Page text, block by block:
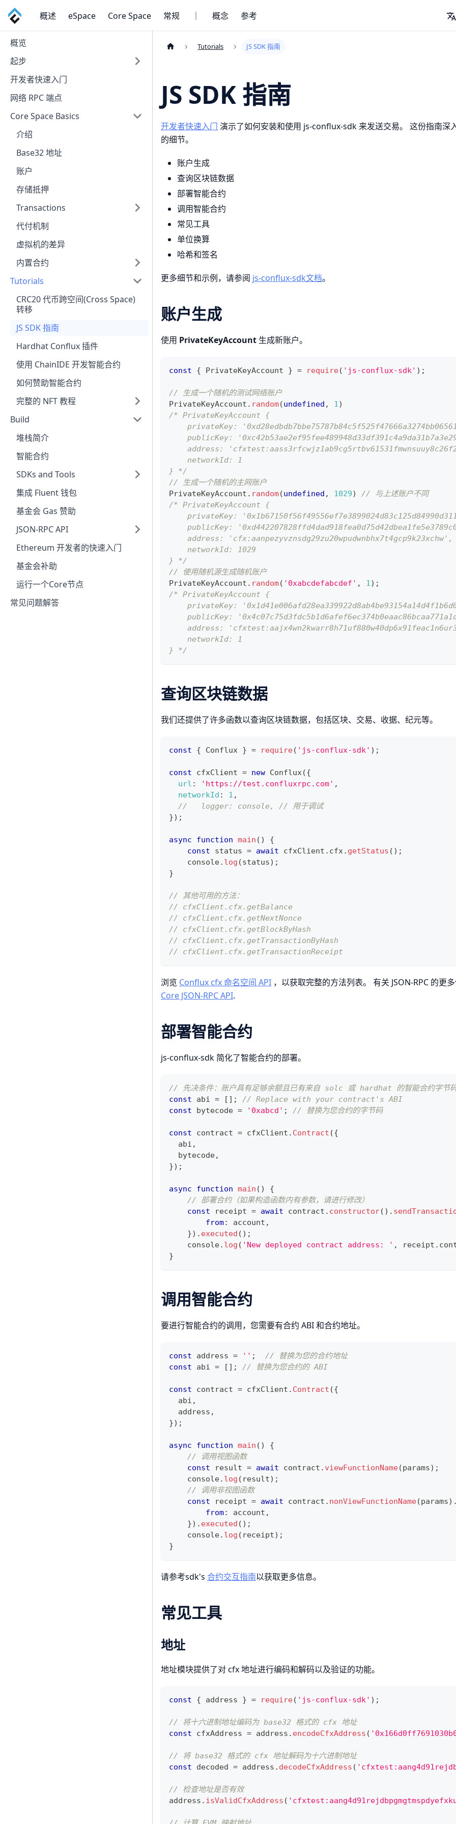
概述 eSpace Core Space 常规 概念 参考
概览
起步
开发者快速入门
网络 RPC 端点
Core Space Basics
介绍
Base32 地址
账户
存储抵押
Transactions
代付机制
虚拟机的差异
内置合约
Tutorials
CRC20 代币跨空间(Cross Space)
转移
JS SDK 指南
Hardhat Conflux 插件
使用 ChainIDE 开发智能合约
如何赞助智能合约
完整的 NFT 教程
Build
堆栈简介
智能合约
SDKs and Tools
集成 Fluent 钱包
基金会 Gas 赞助
JSON-RPC API
Ethereum 开发者的快速入门
基金会补助
运行一个Core节点
常见问题解答
Tutorials JS SDK 指南
JS SDK 指南
开发者快速入门 演示了如何安装和使用 js-conflux-sdk 来发送交易。 这份指南深
的细节。
账户生成
查询区块链数据
部署智能合约
调用智能合约
常见工具
单位换算
哈希和签名
更多细节和示例，请参阅 js-conflux-sdk文档。
账户生成
使用 PrivateKeyAccount 生成新账户。
const { PrivateKeyAccount } = require( 'js-conflux-sdk' ) ;
// 生成一个随机的测试网络账户
PrivateKeyAccount . random(undefined , 1)
/* PrivateKeyAccount {
privateKey:
publicKey:
address:
    networkId: 1
} */
// 生成一个随机的主网账户
PrivateKeyAccount . random(undefined , 1029)
// 与上述账户不同
/* PrivateKeyAccount {
privateKey:
publicKey:
    address: 'cfx:aanpezyvznsdg29zu20wpudwnbhx7t4gcp9k23xchw',
    networkId: 1029
} */
// 使用随机源生成随机账户
PrivateKeyAccount . random( '0xabcdefabcdef' , 1) ;
/* PrivateKeyAccount {
privateKey:
publicKey:
address:
    networkId: 1
} */
查询区块链数据
我们还提供了许多函数以查询区块链数据，包括区块、交易、收据、纪元等。
const { Conflux } = require( 'js-conflux-sdk' ) ;
const cfxClient = new Conflux({
url : 'https://test.confluxrpc.com' ,
networkId : 1 ,
//   logger: console, // 用于调试
}) ;
async function main ( )
{
const status = await cfxClient . cfx. getStatus ( ) ;
console. log (status) ;
}
// 其他可用的方法：
// cfxClient.cfx.getBalance
// cfxClient.cfx.getNextNonce
// cfxClient.cfx.getBlockByHash
// cfxClient.cfx.getTransactionByHash
// cfxClient.cfx.getTransactionReceipt
浏览 Conflux cfx 命名空间 API ，以获取完整的方法列表。 有关 JSON-RPC 的更
Core JSON-RPC API.
部署智能合约
js-conflux-sdk 简化了智能合约的部署。
// 先决条件：账户具有足够余额且已有来自 solc 或 hardhat 的智能合约字节
const abi = [ ] ;
// Replace with your contract's ABI
const bytecode = '0xabcd' ; // 替换为您合约的字节码
const contract = cfxClient . Contract ({
  abi
,
  bytecode
,
}) ;
async function main ( )
{
// 部署合约（如果构造函数内有参数，请进行修改）
const receipt = await contract . constructor( ) .
from: account ,
}) . executed ( ) ;
console. log ( 'New deployed contract address: ' , receipt .
}
调用智能合约
要进行智能合约的调用，您需要有合约 ABI 和合约地址。
const address = '' ;
// 替换为您的合约地址
const abi = [ ] ; // 替换为您合约的 ABI
const contract = cfxClient . Contract ({
  abi
,
  address
,
}) ;
async function main ( )
{
// 调用视图函数
const result = await contract . viewFunctionName(params) ;
console. log ( result) ;
// 调用非视图函数
const receipt = await contract . nonViewFunctionName(params) .
from: account ,
}) . executed ( ) ;
console. log ( receipt) ;
}
请参考sdk's 合约交互指南以获取更多信息。
常见工具
地址
地址模块提供了对 cfx 地址进行编码和解码以及验证的功能。
const { address } = require( 'js-conflux-sdk' ) ;
// 将十六进制地址编码为 base32 格式的 cfx 地址
const cfxAddress = address . encodeCfxAddress (
// 将 base32 格式的 cfx 地址解码为十六进制地址
const decoded = address . decodeCfxAddress (
// 检查地址是否有效
address . isValidCfxAddress (